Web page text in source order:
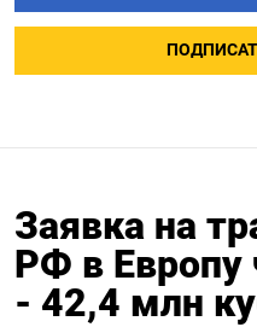
Заявка на
РФ в Европу
- 42,4 млн